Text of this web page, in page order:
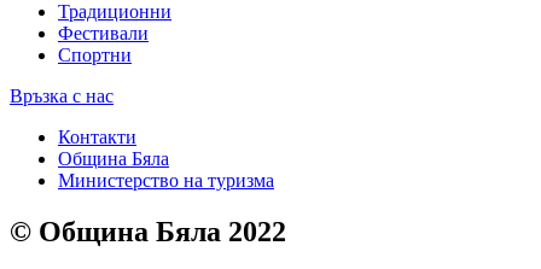
Традиционни
Фестивали
Спортни
Връзка с нас
Контакти
Община Бяла
Министерство на туризма
© Община Бяла 2022